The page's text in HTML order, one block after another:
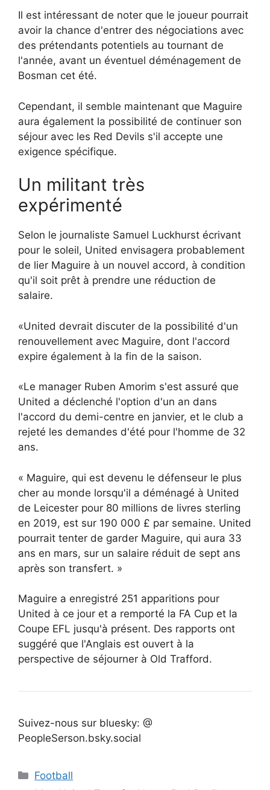
Il est intéressant de noter que le joueur pourrait
avoir la chance d'entrer des négociations avec
des prétendants potentiels au tournant de
l'année, avant un éventuel déménagement de
Bosman cet été.
Cependant, il semble maintenant que Maguire
aura également la possibilité de continuer son
séjour avec les Red Devils s'il accepte une
exigence spécifique.
Un militant très
expérimenté
Selon le journaliste Samuel Luckhurst écrivant
pour le soleil, United envisagera probablement
de lier Maguire à un nouvel accord, à condition
qu'il soit prêt à prendre une réduction de
salaire.
«United devrait discuter de la possibilité d'un
renouvellement avec Maguire, dont l'accord
expire également à la fin de la saison.
«Le manager Ruben Amorim s'est assuré que
United a déclenché l'option d'un an dans
l'accord du demi-centre en janvier, et le club a
rejeté les demandes d'été pour l'homme de 32
ans.
« Maguire, qui est devenu le défenseur le plus
cher au monde lorsqu'il a déménagé à United
de Leicester pour 80 millions de livres sterling
en 2019, est sur 190 000 £ par semaine. United
pourrait tenter de garder Maguire, qui aura 33
ans en mars, sur un salaire réduit de sept ans
après son transfert. »
Maguire a enregistré 251 apparitions pour
United à ce jour et a remporté la FA Cup et la
Coupe EFL jusqu'à présent. Des rapports ont
suggéré que l'Anglais est ouvert à la
perspective de séjourner à Old Trafford.
Suivez-nous sur bluesky: @
PeopleSerson.bsky.social
Catégories
Football